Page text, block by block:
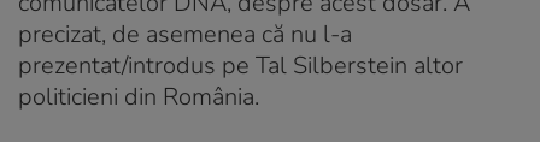
precizat, de asemenea că nu l-a
prezentat/introdus pe Tal Silberstein altor
politicieni din România.